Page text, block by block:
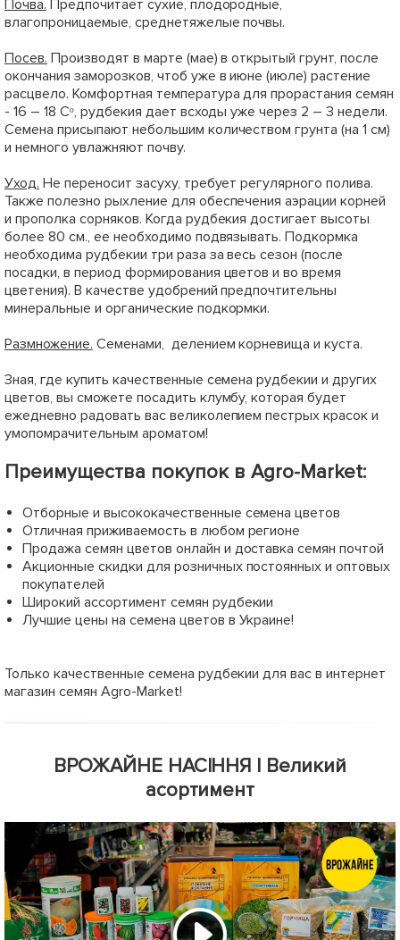
Почва. Предпочитает сухие, плодородные,
влагопроницаемые, среднетяжелые почвы.
Посев. Производят в марте (мае) в открытый грунт, после
окончания заморозков, чтоб уже в июне (июле) растение
расцвело. Комфортная температура для прорастания семян
- 16 – 18 Сᵒ, рудбекия дает всходы уже через 2 – 3 недели.
Семена присыпают небольшим количеством грунта (на 1 см)
и немного увлажняют почву.
Уход. Не переносит засуху, требует регулярного полива.
Также полезно рыхление для обеспечения аэрации корней
и прополка сорняков. Когда рудбекия достигает высоты
более 80 см., ее необходимо подвязывать. Подкормка
необходима рудбекии три раза за весь сезон (после
посадки, в период формирования цветов и во время
цветения). В качестве удобрений предпочтительны
минеральные и органические подкормки.
Размножение. Семенами, делением корневища и куста.
Зная, где купить качественные семена рудбекии и других
цветов, вы сможете посадить клумбу, которая будет
ежедневно радовать вас великолепием пестрых красок и
умопомрачительным ароматом!
Преимущества покупок в Agro-Market:
Отборные и высококачественные семена цветов
Отличная приживаемость в любом регионе
Продажа семян цветов онлайн и доставка семян почтой
Акционные скидки для розничных постоянных и оптовых
покупателей
Широкий ассортимент семян рудбекии
Лучшие цены на семена цветов в Украине!
Только качественные семена рудбекии для вас в интернет
магазин семян Agro-Market!
ВРОЖАЙНЕ НАСІННЯ | Великий
асортимент